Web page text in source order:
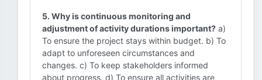
5. Why is continuous monitoring and
adjustment of activity durations important? a)
To ensure the project stays within budget. b) To
adapt to unforeseen circumstances and
changes. c) To keep stakeholders informed
about progress. d) To ensure all activities are